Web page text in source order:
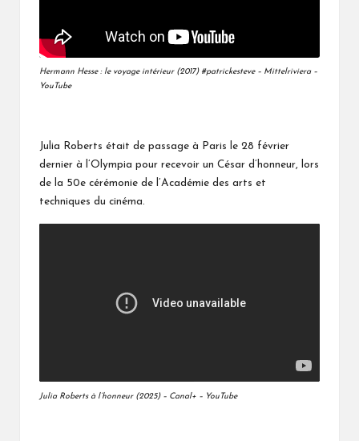
Hermann Hesse : le voyage intérieur (2017) #patrickesteve – Mittelriviera –
YouTube
Julia Roberts était de passage à Paris le 28 février
dernier à l’Olympia pour recevoir un César d’honneur, lors
de la 50e cérémonie de l’Académie des arts et
techniques du cinéma.
Julia Roberts à l’honneur (2025) – Canal+ – YouTube